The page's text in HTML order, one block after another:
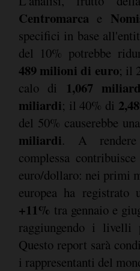
Centromarca e
specifici in base
del 10% potrebbe
489 milioni di euro; il
calo di
1,067
miliardi; il 40% di
del 50% causerebbe
miliardi. A
complessa
euro/dollaro: nei primi
europea ha registrato
+11% tra gennaio e
raggiungendo i livelli
Questo report sarà
i rappresentanti del